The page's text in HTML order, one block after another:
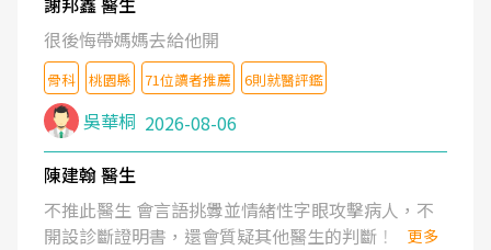
很後悔帶媽媽去給他開
骨科 桃園縣 71位讀者推薦 6則就醫評鑑
吳華桐 2026-08-06
陳建翰 醫生
不推此醫生 會言語挑釁並情緒性字眼攻擊病人，不
開設診斷證明書，還會質疑其他醫生的判斷！
更多